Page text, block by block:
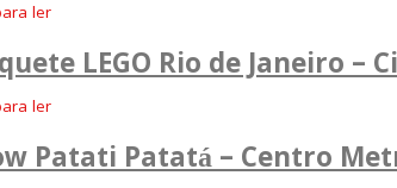
ler
LEGO Rio de Janeiro –
ler
Patati Patatá – Centro